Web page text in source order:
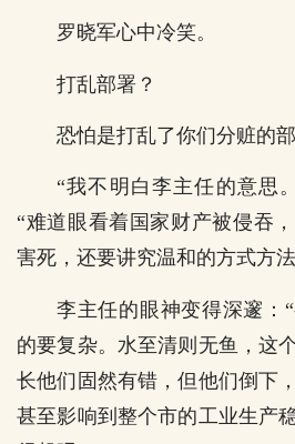
罗晓军心中冷笑。
打乱部署？
恐怕是打乱了你们分赃的部
“我不明白李主任的意思
“难道眼看着国家财产被侵吞
害死，还要讲究温和的方式方
李主任的眼神变得深邃：
的要复杂。水至清则无鱼，这
长他们固然有错，但他们倒下
甚至影响到整个市的工业生产